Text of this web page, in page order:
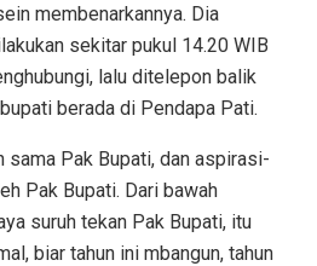
membenarkannya. Dia
sekitar pukul 14.20 WIB
lalu ditelepon balik
berada di Pendapa Pati.
sama Pak Bupati, dan aspirasi-
Pak Bupati. Dari bawah
suruh tekan Pak Bupati, itu
biar tahun ini mbangun, tahun